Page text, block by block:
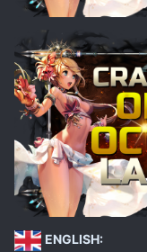
ENGLISH: